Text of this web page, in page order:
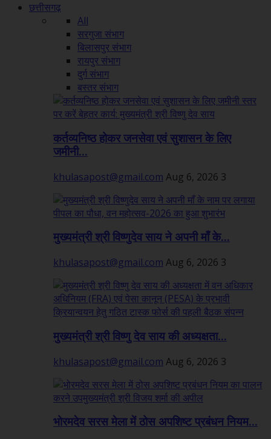
छत्तीसगढ़
All
सरगुजा संभाग
बिलासपुर संभाग
रायपुर संभाग
दुर्ग संभाग
बस्तर संभाग
कर्तव्यनिष्ठ होकर जनसेवा एवं सुशासन के लिए
जमीनी...
khulasapost@gmail.com Aug 6, 2026 3
मुख्यमंत्री श्री विष्णुदेव साय ने अपनी माँ के...
khulasapost@gmail.com Aug 6, 2026 3
मुख्यमंत्री श्री विष्णु देव साय की अध्यक्षता...
khulasapost@gmail.com Aug 6, 2026 3
भोरमदेव सरस मेला में ठोस अपशिष्ट प्रबंधन नियम...